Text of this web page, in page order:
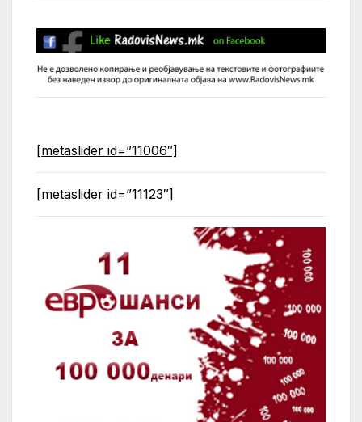
[metaslider id=”11006″]
[metaslider id=”11123″]